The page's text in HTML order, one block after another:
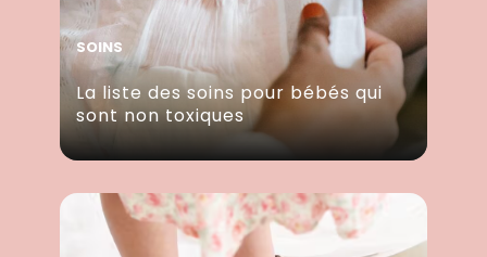
SOINS
La liste des soins pour bébés qui
sont non toxiques